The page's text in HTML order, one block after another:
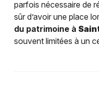
parfois nécessaire de
sûr d’avoir une place
du patrimoine à
souvent limitées à un